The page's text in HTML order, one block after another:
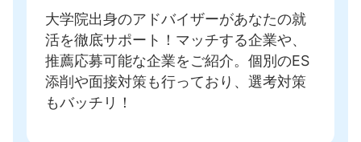
大学院出身のアドバイザーがあなたの就
活を徹底サポート！ マッチする企業や、
推薦応募可能な企業をご紹介。個別のES
添削や面接対策も行っており、選考対策
もバッチリ！